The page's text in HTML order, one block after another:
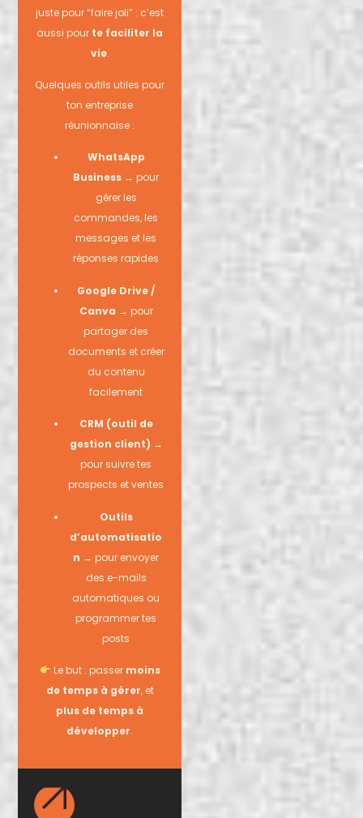
juste pour “faire joli” : c’est
aussi pour te faciliter la
vie.
Quelques outils utiles pour
ton entreprise
réunionnaise :
WhatsApp
Business → pour
gérer les
commandes, les
messages et les
réponses rapides
Google Drive /
Canva → pour
partager des
documents et créer
du contenu
facilement
CRM (outil de
gestion client) →
pour suivre tes
prospects et ventes
Outils
d’automatisatio
n → pour envoyer
des e-mails
automatiques ou
programmer tes
posts
Le but : passer moins
de temps à gérer
, et
plus de temps à
développer.